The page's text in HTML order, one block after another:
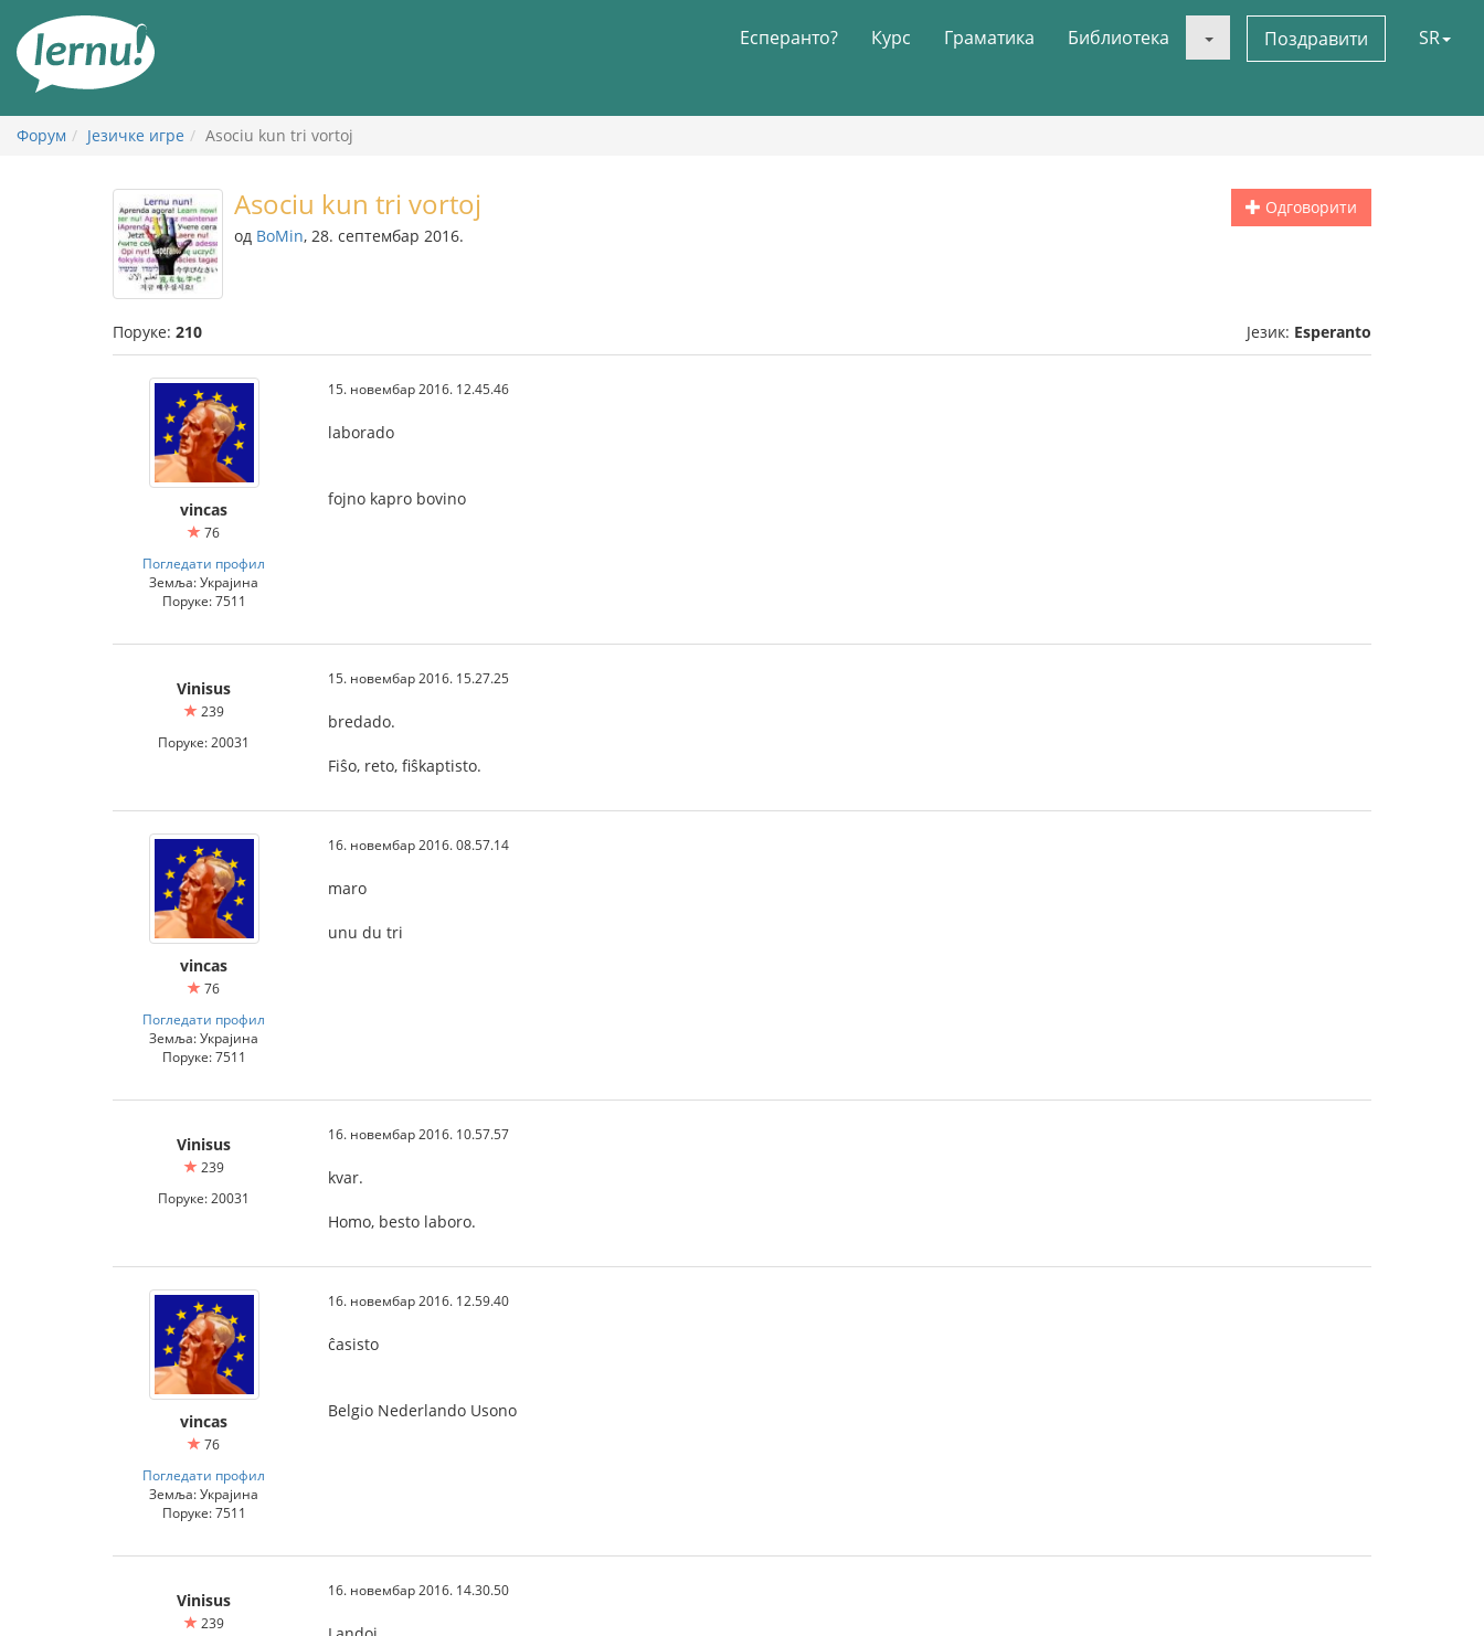
садржају
Есперанто? Курс Граматика Библиотека Поздравити SR
Форум Језичке игре Asociu kun tri vortoj
Одговорити
Asociu kun tri vortoj
од BoMin, 28. септембар 2016.
Поруке: 210 Језик: Esperanto
vincas
76
Погледати профил
Земља: Украјина
Поруке: 7511
15. новембар 2016. 12.45.46
laborado
fojno kapro bovino
Vinisus
239
Поруке: 20031
15. новембар 2016. 15.27.25
bredado.
Fiŝo, reto, fiŝkaptisto.
vincas
76
Погледати профил
Земља: Украјина
Поруке: 7511
16. новембар 2016. 08.57.14
maro
unu du tri
Vinisus
239
Поруке: 20031
16. новембар 2016. 10.57.57
kvar.
Homo, besto laboro.
vincas
76
Погледати профил
Земља: Украјина
Поруке: 7511
16. новембар 2016. 12.59.40
ĉasisto
Belgio Nederlando Usono
Vinisus
239
16. новембар 2016. 14.30.50